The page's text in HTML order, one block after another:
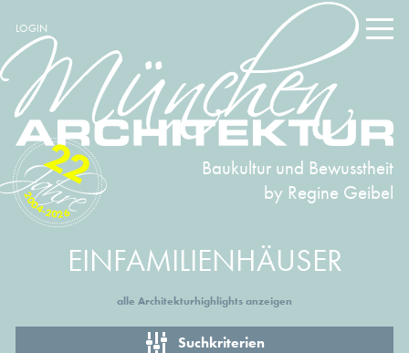
LOGIN
Baukultur und Bewusstheit
by Regine Geibel
2004-2026
22
EINFAMILIENHÄUSER
alle Architekturhighlights anzeigen
Suchkriterien